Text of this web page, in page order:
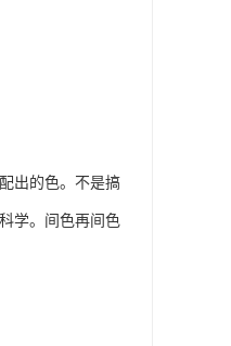
出的色。不是搞
学。间色再间色